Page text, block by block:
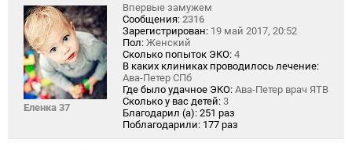
Еленка 37
Впервые замужем
Сообщения: 2316
Зарегистрирован: 19 май 2017, 20:52
Пол: Женский
Сколько попыток ЭКО: 4
В каких клиниках проводилось лечение:
Ава-Петер СПб
Где было удачное ЭКО: Ава-Петер врач ЯТВ
Сколько у вас детей: 3
Благодарил (а): 251 раз
Поблагодарили: 177 раз